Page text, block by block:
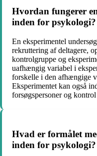
Hvordan fungerer
inden for psykologi?
En eksperimentel
rekruttering af deltagere,
kontrolgruppe og
uafhængig variabel i
forskelle i den afhængige
Eksperimentet kan også
forsøgspersoner og
Hvad er formålet
inden for psykologi?